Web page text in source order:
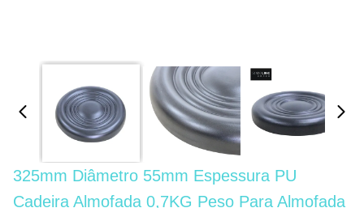
325mm Diâmetro 55mm Espessura PU
Cadeira Almofada 0,7KG Peso Para Almofada